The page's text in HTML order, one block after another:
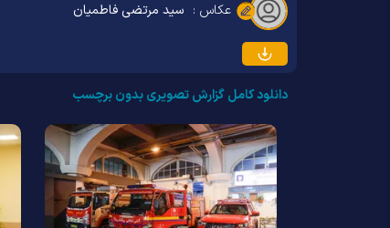
عکاس : سید مرتضی فاطمیان
دانلود کامل گزارش تصویری بدون برچسب